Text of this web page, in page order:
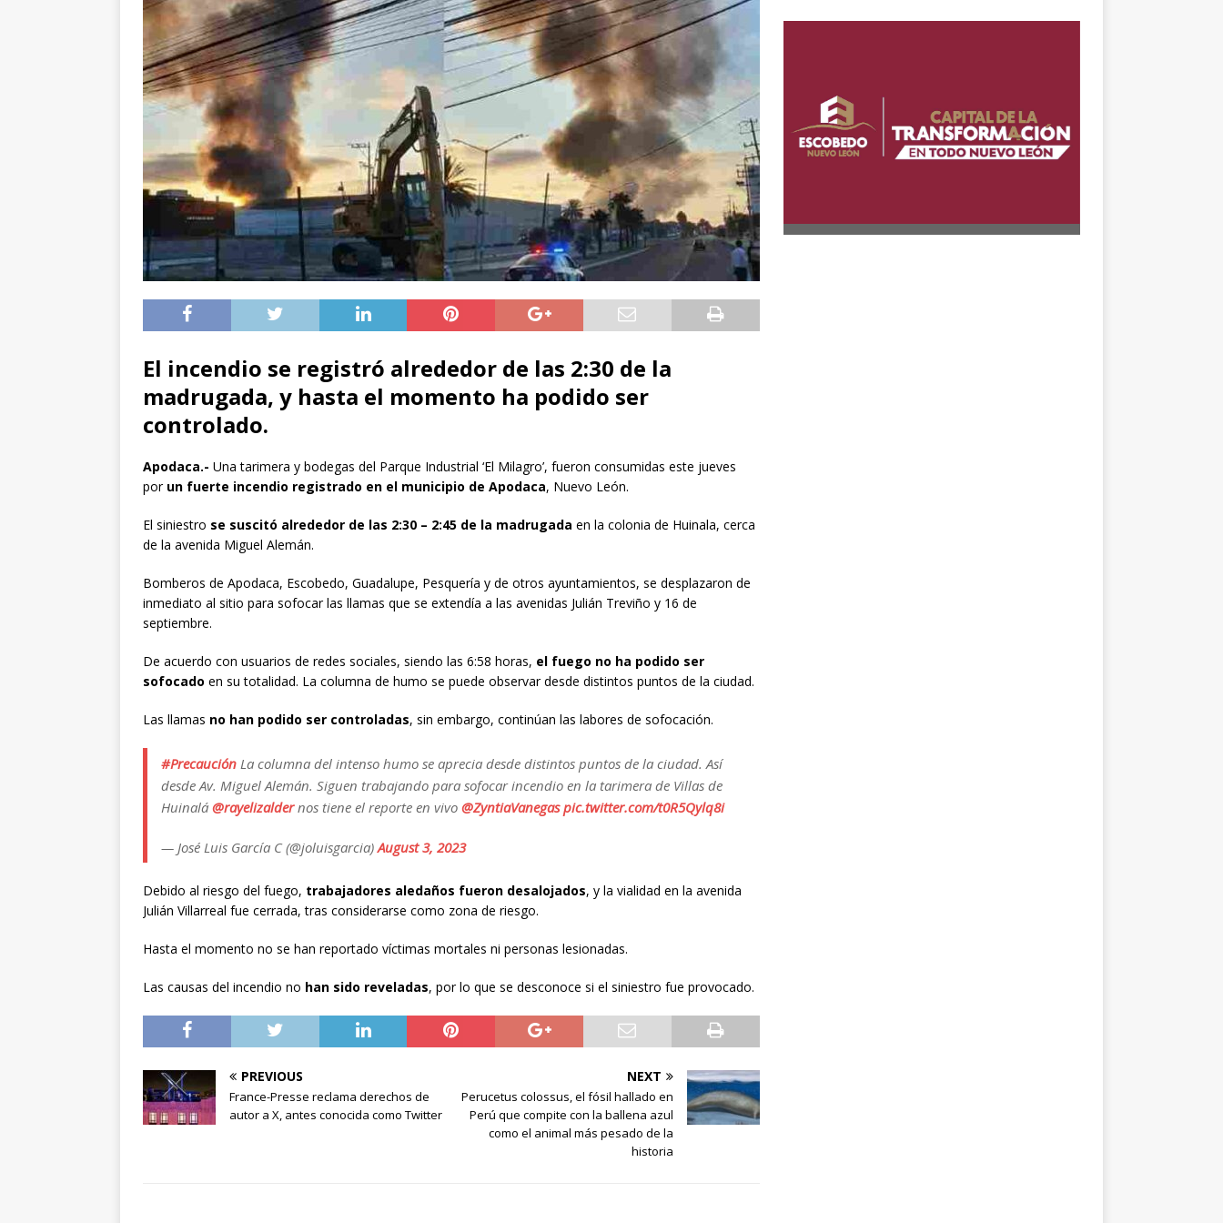
El incendio se registró alrededor de las 2:30 de la
madrugada, y hasta el momento ha podido ser
controlado.
Apodaca.- Una tarimera y bodegas del Parque Industrial ‘El Milagro’, fueron consumidas este jueves
porun fuerte incendio registrado en el municipio de Apodaca, Nuevo León.
El siniestro se suscitó alrededor de las 2:30 – 2:45 de la madrugada en la colonia de Huinala, cerca
de la avenida Miguel Alemán.
Bomberos de Apodaca, Escobedo, Guadalupe, Pesquería y de otros ayuntamientos, se desplazaron de
inmediato al sitio para sofocar las llamas que se extendía a las avenidas Julián Treviño y 16 de
septiembre.
De acuerdo con usuarios de redes sociales, siendo las 6:58 horas, el fuego no ha podido ser
sofocado en su totalidad. La columna de humo se puede observar desde distintos puntos de la ciudad.
Las llamas no han podido ser controladas, sin embargo, continúan las labores de sofocación.
#Precaución La columna del intenso humo se aprecia desde distintos puntos de la ciudad. Así
desde Av. Miguel Alemán. Siguen trabajando para sofocar incendio en la tarimera de Villas de
Huinalá @rayelizaldernos tiene el reporte en vivo @ZyntiaVanegas pic.twitter.com/t0R5Qylq8i
— José Luis García C (@joluisgarcia)August 3, 2023
Debido al riesgo del fuego, trabajadores aledaños fueron desalojados, y la vialidad en la avenida
Julián Villarreal fue cerrada, tras considerarse como zona de riesgo.
Hasta el momento no se han reportado víctimas mortales ni personas lesionadas.
Las causas del incendio no han sido reveladas, por lo que se desconoce si el siniestro fue provocado.
PREVIOUS
France-Presse reclama derechos de
autor a X, antes conocida como Twitter
NEXT
Perucetus colossus, el fósil hallado en
Perú que compite con la ballena azul
como el animal más pesado de la
historia